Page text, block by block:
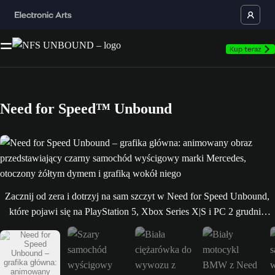
Kup teraz
Need for Speed™ Unbound
Need for Speed Unbound – grafika główna: animowany obraz
Zacznij od zera i dotrzyj na sam szczyt w Need for Speed Unbound,
które pojawi się na PlayStation 5, Xbox Series X|S i PC 2 grudnia
cotygodniowych kwalifikacjach, by wywalczyć miejsce w Grandzie,
najważniejszych wyścigach ulicznych w Lakeshore. Wypełnij swój
garaż niepowtarzalnymi, stuningowanymi furami i daj się poznać na